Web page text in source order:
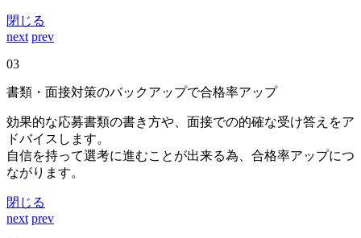
閉じる
next prev
03
書類・面接対策のバックアップで合格率アップ
効果的な応募書類の書き方や、面接での的確な受け答えをア
ドバイスします。
自信を持って選考に進むことが出来る為、合格率アップにつ
ながります。
閉じる
next prev